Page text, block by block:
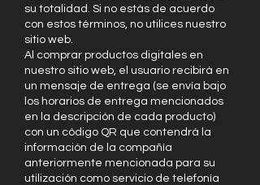
su totalidad. Si no estás de acuerdo
con estos términos, no utilices nuestro
sitio web.
Al comprar productos digitales en
nuestro sitio web, el usuario recibirá en
un mensaje de entrega (se envía bajo
los horarios de entrega mencionados
en la descripción de cada producto)
con un código QR que contendrá la
información de la compañía
anteriormente mencionada para su
utilización como servicio de telefonía